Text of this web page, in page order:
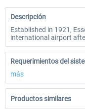
Descripción
Established in 1921,
international airport
Requerimientos del
más
Productos similares